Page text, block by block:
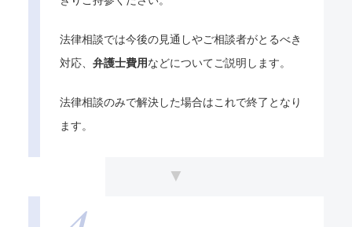
法律相談では今後の見通しやご相談者がとるべき
対応、 弁護士費用などについてご説明します。
法律相談のみで解決した場合はこれで終了となり
ます。